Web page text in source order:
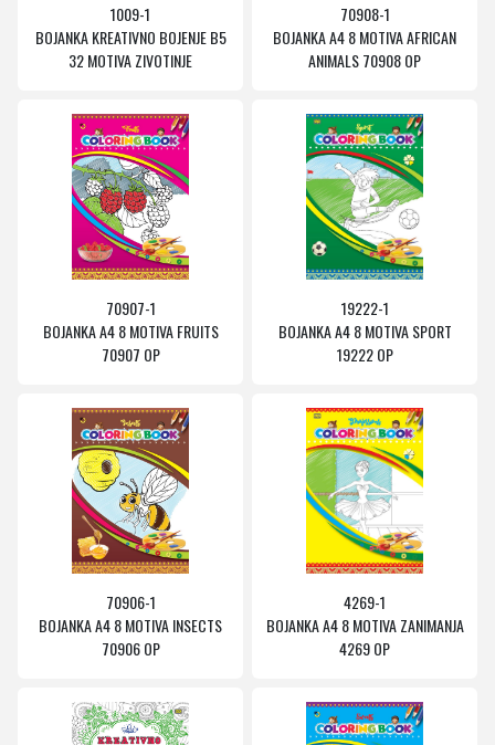
1009-1
BOJANKA KREATIVNO BOJENJE B5
32 MOTIVA ZIVOTINJE
70908-1
BOJANKA A4 8 MOTIVA AFRICAN
ANIMALS 70908 OP
70907-1
BOJANKA A4 8 MOTIVA FRUITS
70907 OP
19222-1
BOJANKA A4 8 MOTIVA SPORT
19222 OP
70906-1
BOJANKA A4 8 MOTIVA INSECTS
70906 OP
4269-1
BOJANKA A4 8 MOTIVA ZANIMANJA
4269 OP